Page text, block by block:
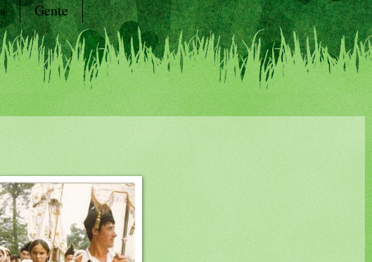
Gente